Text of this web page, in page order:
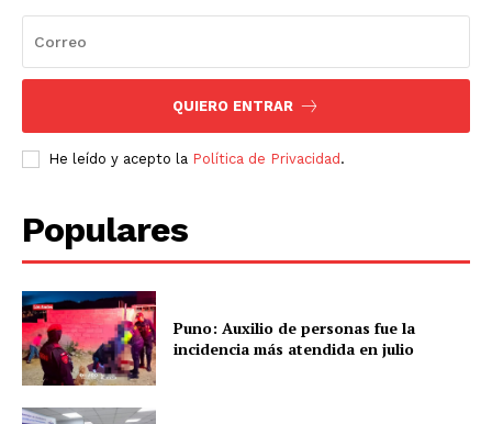
QUIERO ENTRAR
He leído y acepto la Política de Privacidad .
Populares
Puno: Auxilio de personas fue la
incidencia más atendida en julio